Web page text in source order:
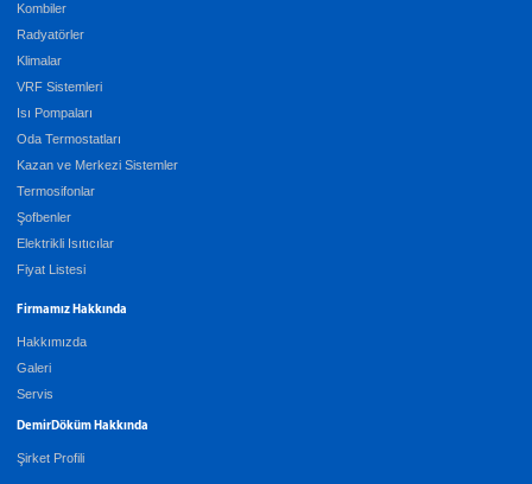
Kombiler
Radyatörler
Klimalar
VRF Sistemleri
Isı Pompaları
Oda Termostatları
Kazan ve Merkezi Sistemler
Termosifonlar
Şofbenler
Elektrikli Isıtıcılar
Fiyat Listesi
Firmamız Hakkında
Hakkımızda
Galeri
Servis
DemirDöküm Hakkında
Şirket Profili